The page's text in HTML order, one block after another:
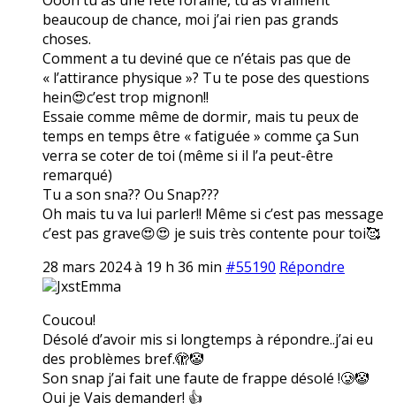
beaucoup de chance, moi j’ai rien pas grands
choses.
Comment a tu deviné que ce n’étais pas que de
« l’attirance physique »? Tu te pose des questions
hein😍c’est trop mignon!!
Essaie comme même de dormir, mais tu peux de
temps en temps être « fatiguée » comme ça Sun
verra se coter de toi (même si il l’a peut-être
remarqué)
Tu a son sna?? Ou Snap???
Oh mais tu va lui parler!! Même si c’est pas message
c’est pas grave😍😍 je suis très contente pour toi🥰
28 mars 2024 à 19 h 36 min #55190 Répondre
JxstEmma
Coucou!
Désolé d’avoir mis si longtemps à répondre..j’ai eu
des problèmes bref.🫣🤡
Son snap j’ai fait une faute de frappe désolé !🥲🤡
Oui je Vais demander! 👍